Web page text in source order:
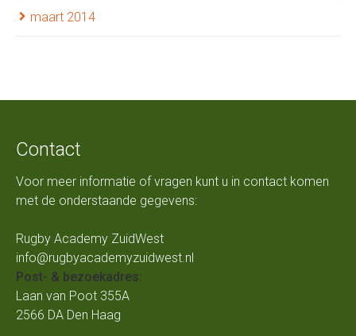
maart 2014
Contact
Voor meer informatie of vragen kunt u in contact komen
met de onderstaande gegevens:
Rugby Academy ZuidWest
info@rugbyacademyzuidwest.nl
Post- & bezoekadres:
Laan van Poot 355A
2566 DA Den Haag